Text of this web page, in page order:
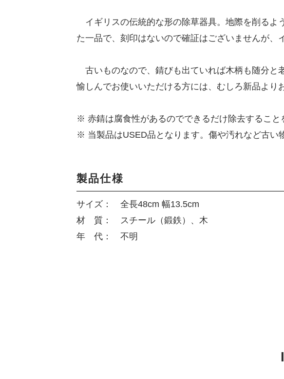
イギリスの伝統的な形の除草器具。地際を削るよ
た一品で、刻印はないので確証はございませんが、
古いものなので、錆びも出ていれば木柄も随分と
愉しんでお使いいただける方には、むしろ新品より
※ 赤錆は腐食性があるのでできるだけ除去すること
※ 当製品はUSED品となります。傷や汚れなど古い
製品仕様
サイズ： 全長48cm 幅13.5cm
材 質： スチール（鍛鉄）、木
年 代： 不明